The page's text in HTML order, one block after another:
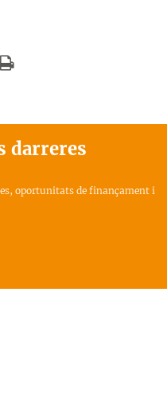
darreres
oportunitats de finançament i